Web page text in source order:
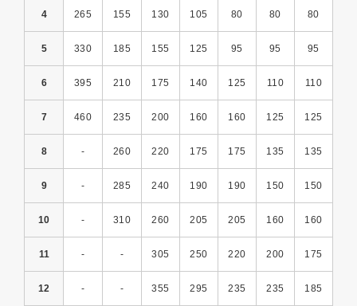
4 265 155 130 105 80 80 80
5 330 185 155 125 95 95 95
6 395 210 175 140 125 110 110
7 460 235 200 160 160 125 125
8 - 260 220 175 175 135 135
9 - 285 240 190 190 150 150
10 - 310 260 205 205 160 160
11 - - 305 250 220 200 175
12 - - 355 295 235 235 185